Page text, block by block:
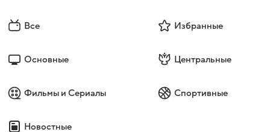
Все Избранные
Основные Центральные
Фильмы и Сериалы Спортивные
Новостные